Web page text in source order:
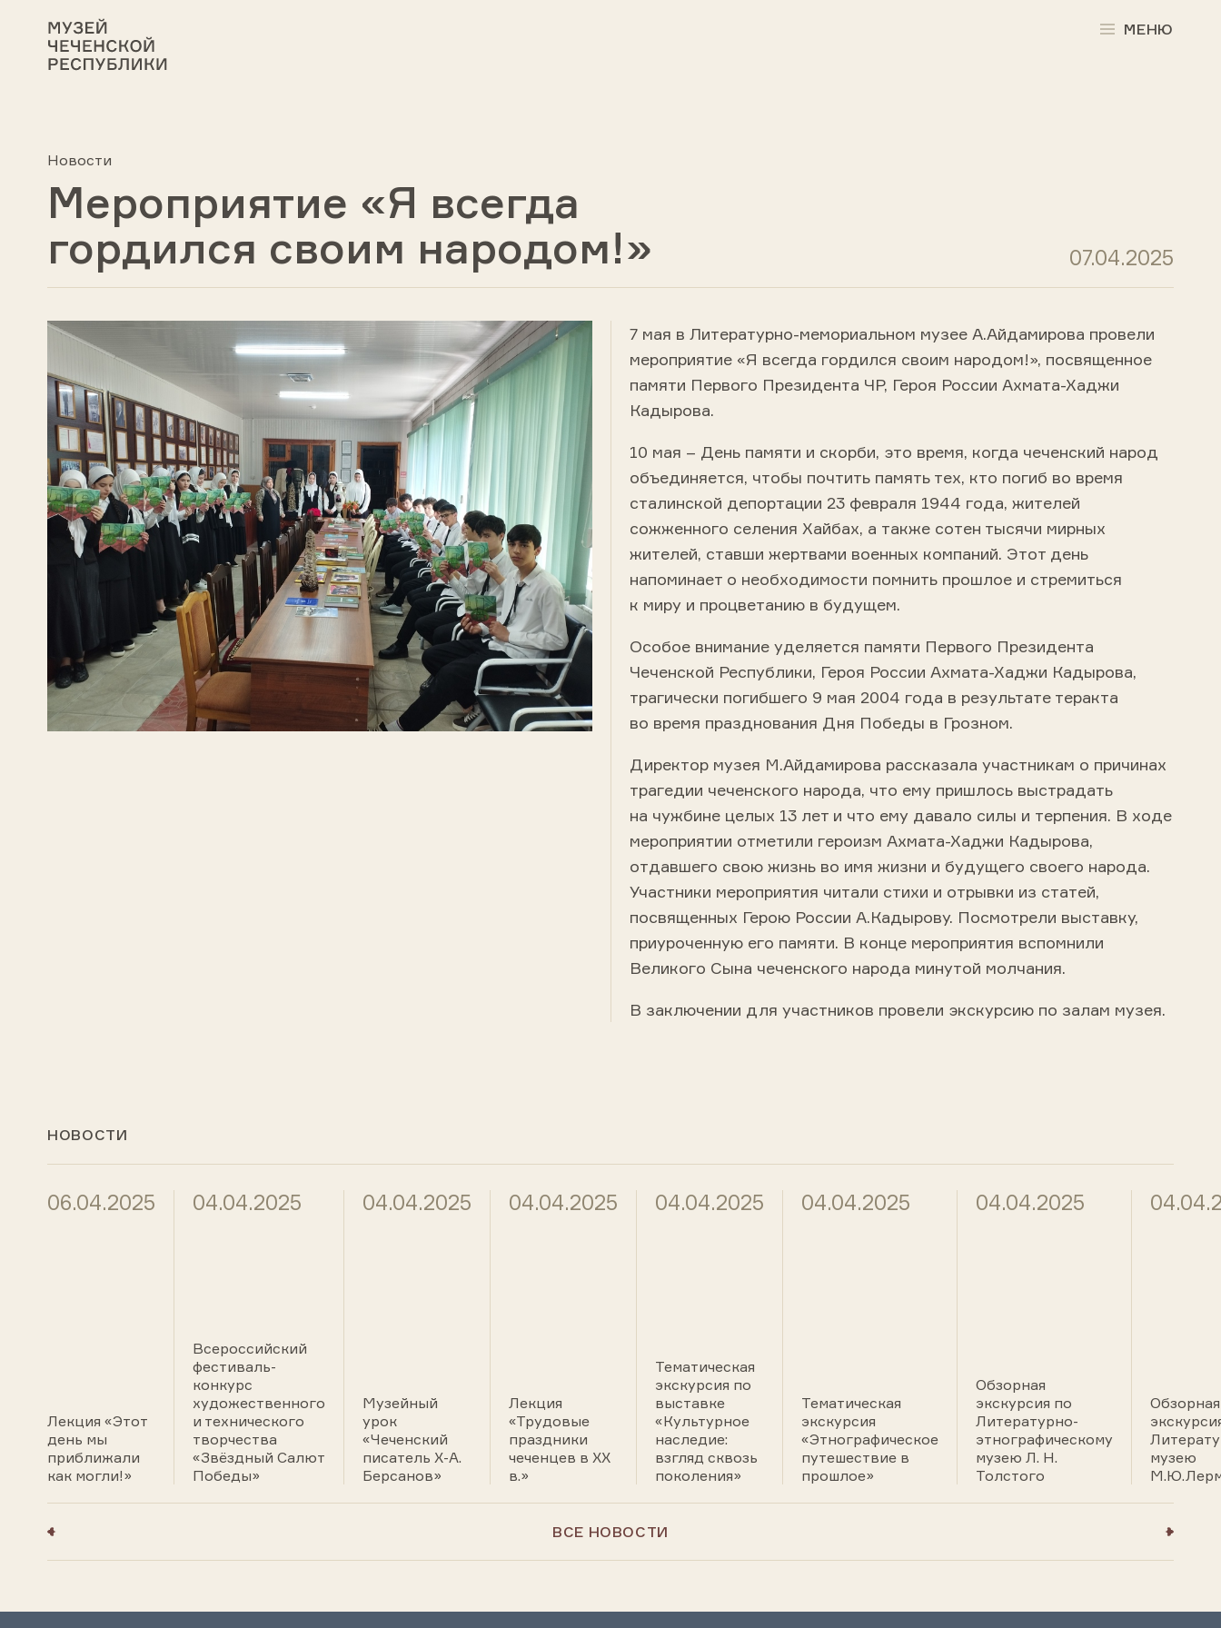
МЕНЮ
Новости
Мероприятие «Я всегда
гордился своим народом!»
07.04.2025
7 мая в Литературно-мемориальном музее А.Айдамирова провели
мероприятие «Я всегда гордился своим народом!», посвященное
памяти Первого Президента ЧР, Героя России Ахмата-Хаджи
Кадырова.
10 мая – День памяти и скорби, это время, когда чеченский народ
объединяется, чтобы почтить память тех, кто погиб во время
сталинской депортации 23 февраля 1944 года, жителей
сожженного селения Хайбах, а также сотен тысячи мирных
жителей, ставши жертвами военных компаний. Этот день
напоминает о необходимости помнить прошлое и стремиться
к миру и процветанию в будущем.
Особое внимание уделяется памяти Первого Президента
Чеченской Республики, Героя России Ахмата-Хаджи Кадырова,
трагически погибшего 9 мая 2004 года в результате теракта
во время празднования Дня Победы в Грозном.
Директор музея М.Айдамирова рассказала участникам о причинах
трагедии чеченского народа, что ему пришлось выстрадать
на чужбине целых 13 лет и что ему давало силы и терпения. В ходе
мероприятии отметили героизм Ахмата-Хаджи Кадырова,
отдавшего свою жизнь во имя жизни и будущего своего народа.
Участники мероприятия читали стихи и отрывки из статей,
посвященных Герою России А.Кадырову. Посмотрели выставку,
приуроченную его памяти. В конце мероприятия вспомнили
Великого Сына чеченского народа минутой молчания.
В заключении для участников провели экскурсию по залам музея.
НОВОСТИ
06.04.2025
Лекция «Этот
день мы
приближали
как могли!»
04.04.2025
Всероссийский
фестиваль-
конкурс
художественного
и технического
творчества
«Звёздный Салют
Победы»
04.04.2025
Музейный
урок
«Чеченский
писатель Х-А.
Берсанов»
04.04.2025
Лекция
«Трудовые
праздники
чеченцев в XX
в.»
04.04.2025
Тематическая
экскурсия по
выставке
«Культурное
наследие:
взгляд сквозь
поколения»
04.04.2025
Тематическая
экскурсия
«Этнографическое
путешествие в
прошлое»
04.04.2025
Обзорная
экскурсия по
Литературно-
этнографическому
музею Л. Н.
Толстого
Обзорная
музею
ВСЕ НОВОСТИ